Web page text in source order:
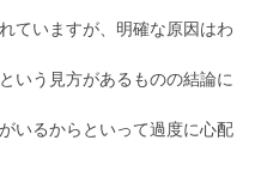
ていますが、明確な原因はわ
いう見方があるものの結論に
いるからといって過度に心配